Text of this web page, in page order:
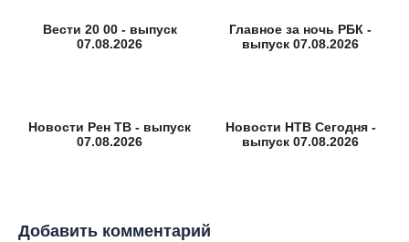
Вести 20 00 - выпуск
07.08.2026
Главное за ночь РБК -
выпуск 07.08.2026
Новости Рен ТВ - выпуск
07.08.2026
Новости НТВ Сегодня -
выпуск 07.08.2026
Добавить комментарий